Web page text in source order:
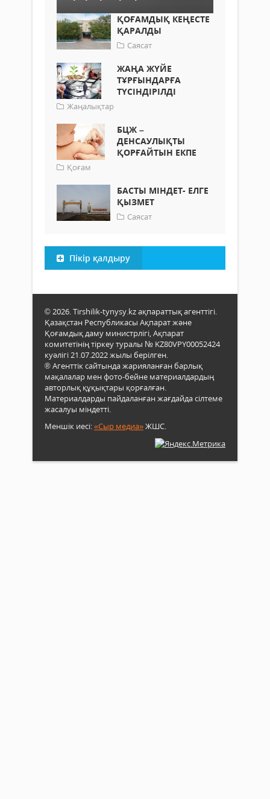
ҚОҒАМДЫҚ КЕҢЕСТЕ
ҚАРАЛДЫ
Саясат
ЖАҢА ЖҮЙЕ
ТҰРҒЫНДАРҒА
ТҮСІНДІРІЛДІ
Жаңалықтар
БЦЖ –
ДЕНСАУЛЫҚТЫ
ҚОРҒАЙТЫН ЕКПЕ
Қоғам
БАСТЫ МІНДЕТ- ЕЛГЕ
ҚЫЗМЕТ
Саясат
Пікір қалдыру
© 2026. Tirshilik-tynysy.kz ақпараттық агенттігі.
Қазақстан Республикасы Ақпарат және
Қоғамдық даму министрлігі, Ақпарат
комитетінің тіркеу туралы № KZ80VPY00052424
куәлігі 21.07.2022 жылы берілген.
® Агенттік сайтында жарияланған барлық
мақалалар мен фото-бейне материалдардың
авторлық құқықтары қорғалған.
Материалдарды пайдаланған жағдайда сілтеме
жасалуы міндетті.
Меншік иесі:«Сыр медиа»ЖШС.